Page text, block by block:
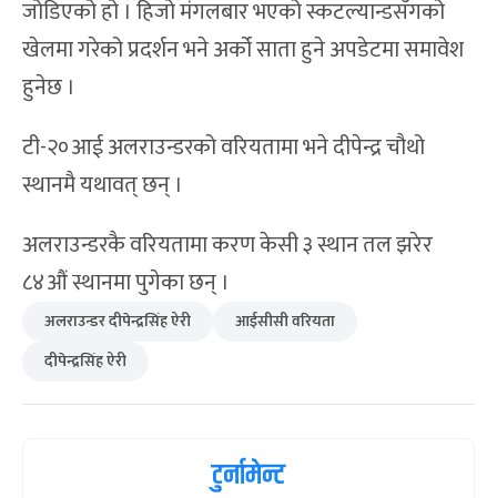
जोडिएको हो । हिजो मंगलबार भएको स्कटल्यान्डसँगको
खेलमा गरेको प्रदर्शन भने अर्को साता हुने अपडेटमा समावेश
हुनेछ ।
टी-२०आई अलराउन्डरको वरियतामा भने दीपेन्द्र चौथो
स्थानमै यथावत् छन् ।
अलराउन्डरकै वरियतामा करण केसी ३ स्थान तल झरेर
८४औं स्थानमा पुगेका छन् ।
अलराउन्डर दीपेन्द्रसिंह ऐरी
आईसीसी वरियता
दीपेन्द्रसिंह ऐरी
टुर्नामेन्ट